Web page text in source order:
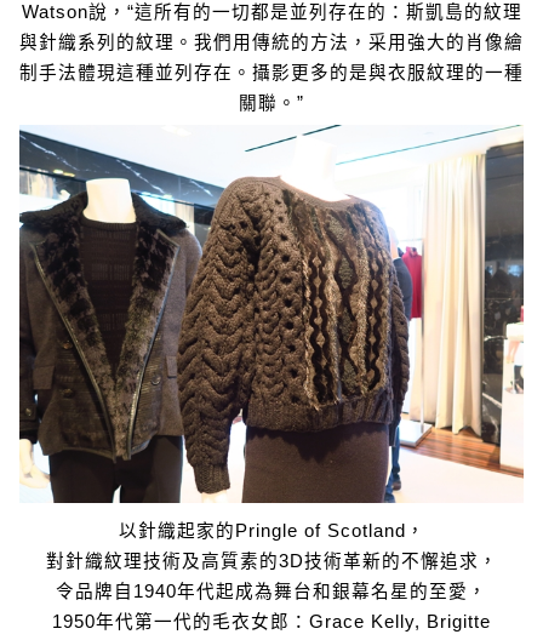
Watson說，“這所有的一切都是並列存在的：斯凱島的紋理
與針織系列的紋理。我們用傳統的方法，采用強大的肖像繪
制手法體現這種並列存在。攝影更多的是與衣服紋理的一種
關聯。”
以針織起家的Pringle of Scotland，
對針織紋理技術及高質素的3D技術革新的不懈追求，
令品牌自1940年代起成為舞台和銀幕名星的至愛，
1950年代第一代的毛衣女郎：Grace Kelly, Brigitte